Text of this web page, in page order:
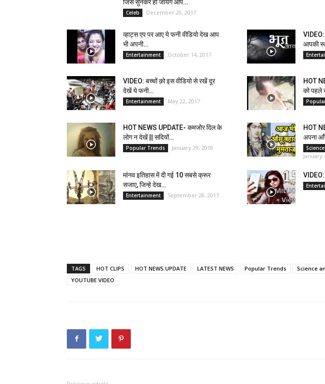
जिसे सुनकर हो जायेगे आप…
Celeb December 20, 2017
व्हाट्स एप पर आए ये फनी वीडियो देख आप
भी अपनी…
Entertainment October 14, 2017
आपकी
VIDEO: बच्चों क़ो इस वीडियो से रखें दूर
देखें ये फनी…
Entertainment May 22, 2017
HOT
को पहले
HOT NEWS UPDATE- कमजोर दिल के
लोग न देखें || सदियों…
Popular Trends January 29, 2018
HOT
अपना
January
मांनव इतिहास में दी गई 10 सबसे क्रूर
सजाए, जिन्हे देख…
Entertainment September 28, 2017
TAGS HOT CLIPS HOT NEWS UPDATE LATEST NEWS Popular Trends
Science
YOUTUBE VIDEO